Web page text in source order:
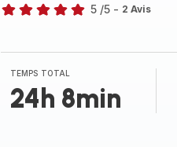
étoiles
(moyenne)
5 /5 - 2 Avis
TEMPS TOTAL
24h 8min